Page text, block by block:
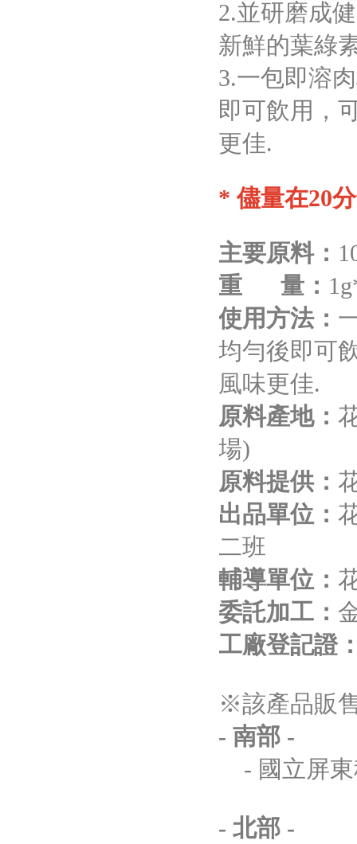
2.並研磨成
新鮮的葉綠
3.一包即溶
即可飲用，
更佳.
* 儘量在20
主要原料：
重 量：
使用方法：
均勻後即可
風味更佳.
原料產地：
場)
原料提供：
出品單位：
二班
輔導單位：
委託加工：
工廠登記證
※該產品販
- 南部 -
- 國立屏東
- 北部 -